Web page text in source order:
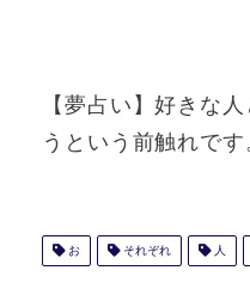
【夢占い】好きな
うという前触れです
お それぞれ 人